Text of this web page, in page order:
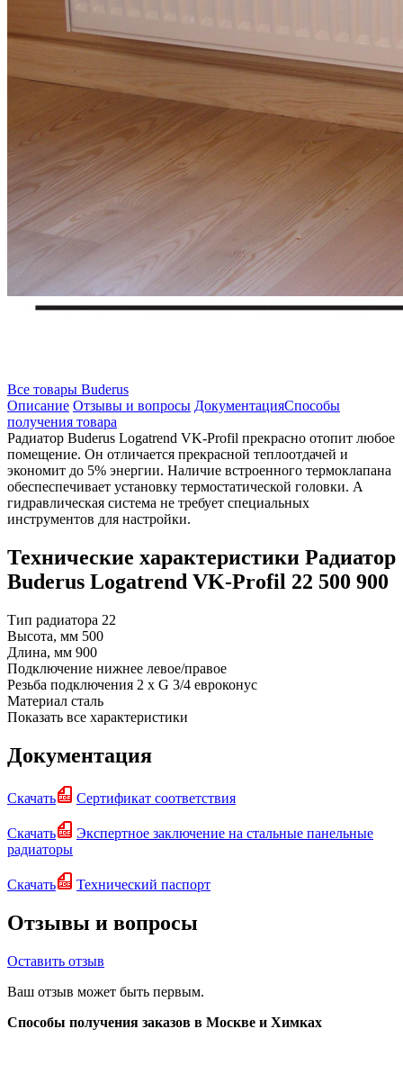
Последняя цена
7582
Подобрать аналог
товар распродан
Все товары Buderus
Описание Отзывы и вопросы ДокументацияСпособы
получения товара
Радиатор Buderus Logatrend VK-Profil прекрасно отопит любое
помещение. Он отличается прекрасной теплоотдачей и
экономит до 5% энергии. Наличие встроенного термоклапана
обеспеспечивает установку термостатической головки. А
гидравлическая система не требует специальных
инструментов для настройки.
Технические характеристики Радиатор
Buderus Logatrend VK-Profil 22 500 900
Тип радиатора 22
Высота, мм 500
Длина, мм 900
Подключение нижнее левое/правое
Резьба подключения 2 x G 3/4 евроконус
Материал сталь
Показать все характеристики
Документация
Скачать Сертификат соответствия
Скачать
Экспертное заключение на стальные панельные
радиаторы
Скачать Технический паспорт
Отзывы и вопросы
Оставить отзыв
Ваш отзыв может быть первым.
Способы получения заказов в Москве и Химках